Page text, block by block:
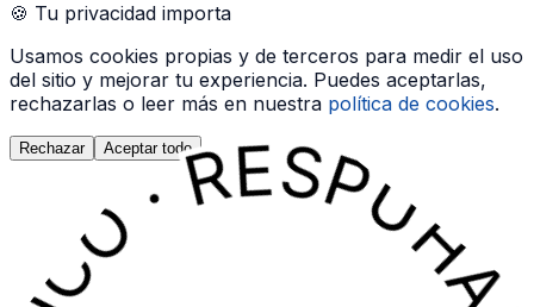
🍪 Tu privacidad importa
Usamos cookies propias y de terceros para medir el uso
del sitio y mejorar tu experiencia. Puedes aceptarlas,
rechazarlas o leer más en nuestra política de cookies.
Rechazar Aceptar todo